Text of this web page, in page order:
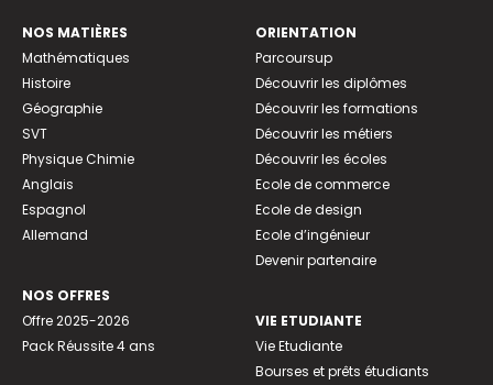
NOS MATIÈRES
Mathématiques
Histoire
Géographie
SVT
Physique Chimie
Anglais
Espagnol
Allemand
NOS OFFRES
Offre 2025-2026
Pack Réussite 4 ans
ORIENTATION
Parcoursup
Découvrir les diplômes
Découvrir les formations
Découvrir les métiers
Découvrir les écoles
Ecole de commerce
Ecole de design
Ecole d’ingénieur
Devenir partenaire
VIE ETUDIANTE
Vie Etudiante
Bourses et prêts étudiants